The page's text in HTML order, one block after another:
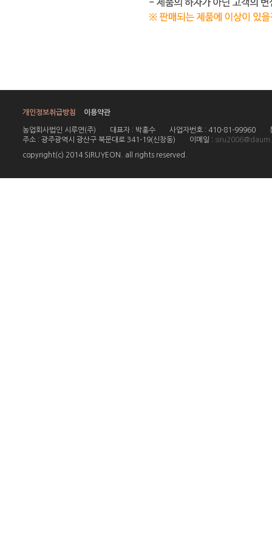
개인정보취급방침 이용약관
농업회사법인 시루연(주) 대표자 : 박홍수 사업자번호 : 410-81-99960
주소 : 광주광역시 광산구 북문대로 341-19(신창동)
이메일 :
copyright(c) 2014 SIRUYEON. all rights reserved.